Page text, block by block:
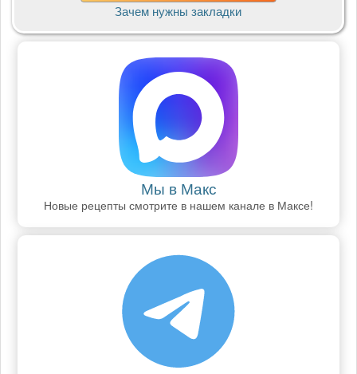
Зачем нужны закладки
Мы в Макс
Новые рецепты смотрите в нашем канале в Максе!